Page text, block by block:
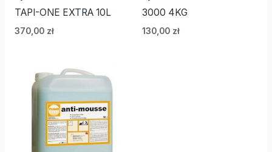
TAPI-ONE EXTRA 10L
370,00 zł
3000 4KG
130,00 zł